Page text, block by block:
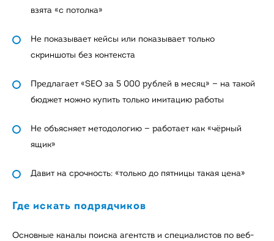
взята «с потолка»
Не показывает кейсы или показывает только
скриншоты без контекста
Предлагает «SEO за 5 000 рублей в месяц» — на такой
бюджет можно купить только имитацию работы
Не объясняет методологию — работает как «чёрный
ящик»
Давит на срочность: «только до пятницы такая цена»
Где искать подрядчиков
Основные каналы поиска агентств и специалистов по веб-